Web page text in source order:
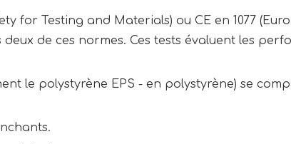
for Testing and Materials) ou CE en 1077
de ces normes. Ces tests évaluent les
le polystyrène EPS - en polystyrène) se